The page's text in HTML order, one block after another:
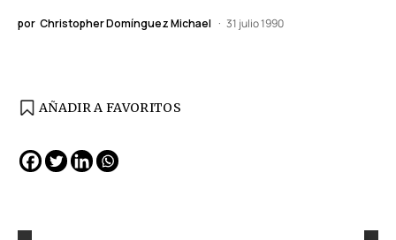
por Christopher Domínguez Michael 31 julio 1990
AÑADIR A FAVORITOS